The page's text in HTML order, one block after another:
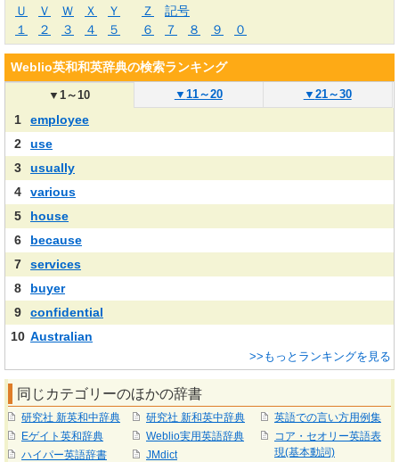
Ｕ
Ｖ Ｗ Ｘ Ｙ Ｚ
記号
１
２ ３ ４ ５ ６ ７ ８ ９ ０
Weblio英和和英辞典の検索ランキング
▼1～10 ▼ 11～20 ▼ 21～30
1
employee
2
use
3
usually
4
various
5
house
6
because
7
services
8
buyer
9
confidential
10 Australian
>>もっとランキングを見る
同じカテゴリーのほかの辞書
研究社 新英和中辞典
Eゲイト英和辞典
ハイパー英語辞書
研究社 新和英中辞典
Weblio実用英語辞典
JMdict
英語での言い方用例集
コア・セオリー英語表
現(基本動詞)